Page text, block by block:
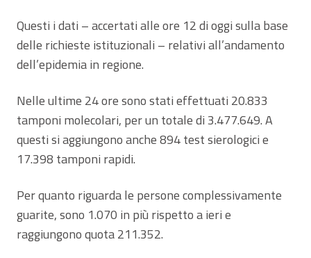
Questi i dati – accertati alle ore 12 di oggi sulla base
delle richieste istituzionali – relativi all’andamento
dell’epidemia in regione.
Nelle ultime 24 ore sono stati effettuati 20.833
tamponi molecolari, per un totale di 3.477.649. A
questi si aggiungono anche 894 test sierologici e
17.398 tamponi rapidi.
Per quanto riguarda le persone complessivamente
guarite, sono 1.070 in più rispetto a ieri e
raggiungono quota 211.352.